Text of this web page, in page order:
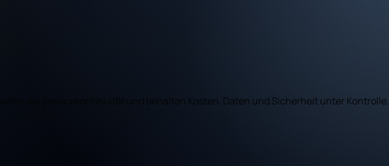
die Servicekontinuität und behalten Kosten, Daten und Sicherheit unter Kontrolle.